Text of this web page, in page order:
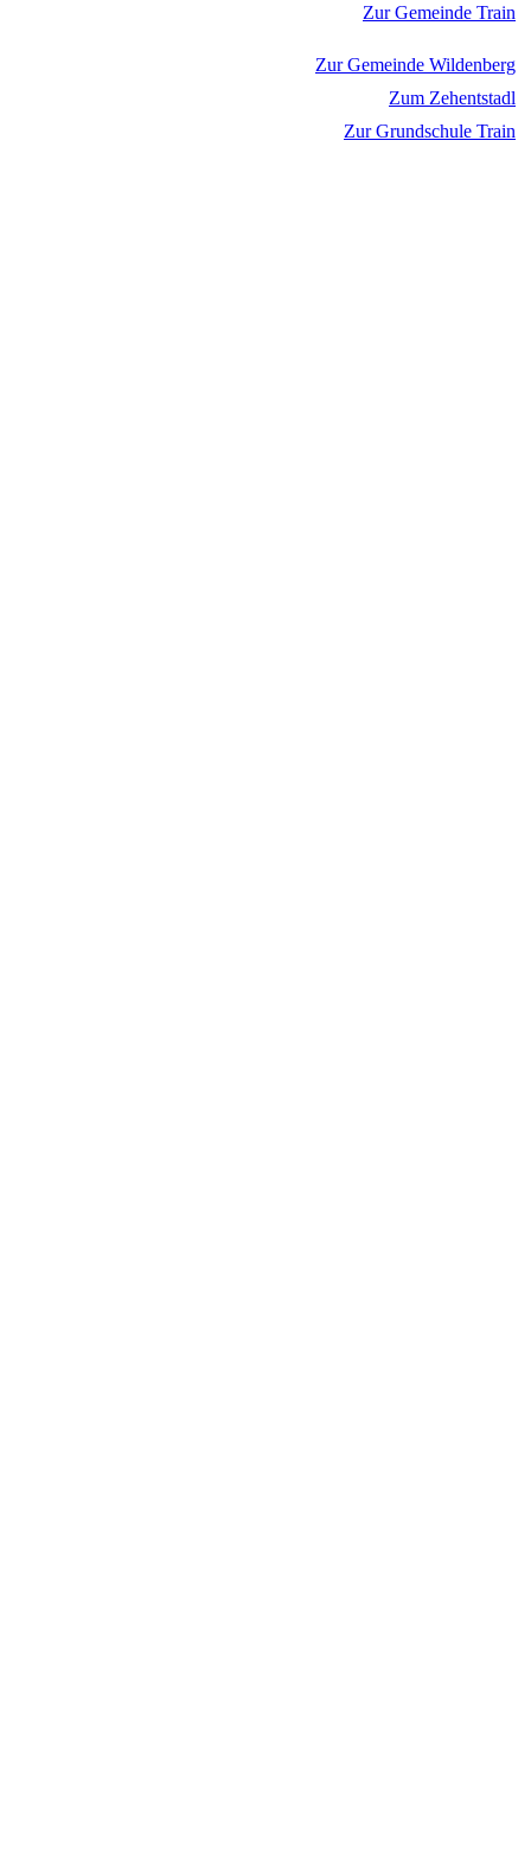
Zur Gemeinde Train
Zur Gemeinde Wildenberg
Zum Zehentstadl
Zur Grundschule Train